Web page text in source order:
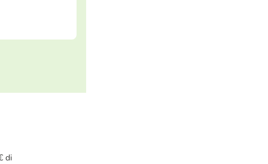
di